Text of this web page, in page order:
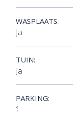
WASPLAATS:
Ja
TUIN:
Ja
PARKING:
1